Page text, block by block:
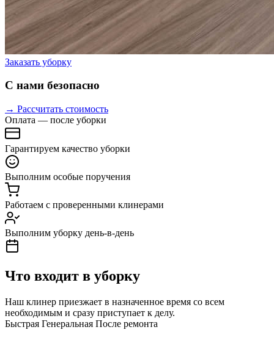
Заказать уборку
С нами безопасно
→ Рассчитать стоимость
Оплата — после уборки
Гарантируем качество уборки
Выполним особые поручения
Работаем с проверенными клинерами
Выполним уборку день-в-день
Что входит в уборку
Наш клинер приезжает в назначенное время со всем
необходимым и сразу приступает к делу.
Быстрая Генеральная После ремонта